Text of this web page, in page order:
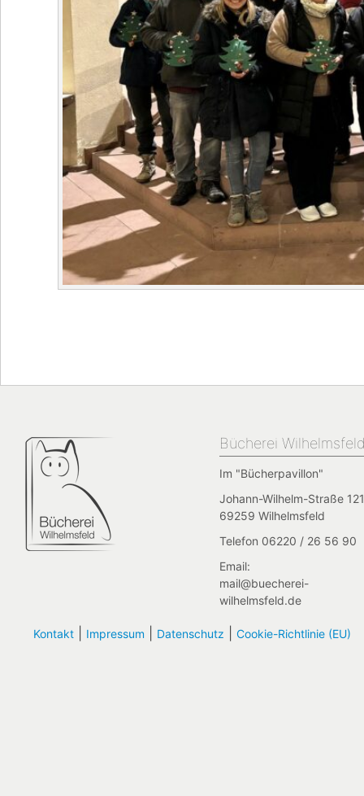
Bücherei
Im "Bücherpavillon"
Johann-Wilhelm-Straße
69259 Wilhelmsfeld
Telefon 06220 / 26 56 90
Email:
mail@buecherei-
wilhelmsfeld.de
Kontakt| Impressum Datenschutz Cookie-Richtlinie (EU)